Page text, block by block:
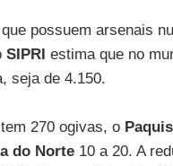
possuem arsenais
SIPRI estima que no
seja de 4.150.
270 ogivas, o
do Norte10 a 20. A